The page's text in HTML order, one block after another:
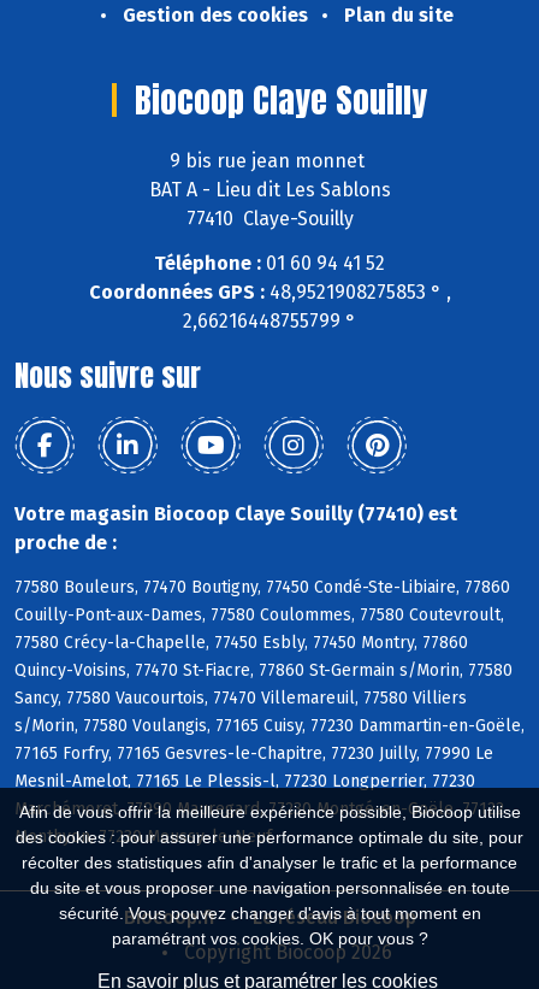
Afin de vous offrir la meilleure expérience possible, Biocoop utilise
des cookies : pour assurer une performance optimale du site, pour
récolter des statistiques afin d'analyser le trafic et la performance
du site et vous proposer une navigation personnalisée en toute
sécurité. Vous pouvez changer d'avis à tout moment en
paramétrant vos cookies. OK pour vous ?
En savoir plus et paramétrer les cookies
Gestion des cookies
Plan du site
Biocoop Claye Souilly
9 bis rue jean monnet
BAT A - Lieu dit Les Sablons
77410 Claye-Souilly
Téléphone : 01 60 94 41 52
Coordonnées GPS :48,9521908275853 ° ,
2,66216448755799 °
Nous suivre sur
Votre magasin Biocoop Claye Souilly (77410) est
proche de :
77580 Bouleurs, 77470 Boutigny, 77450 Condé-Ste-Libiaire, 77860
Couilly-Pont-aux-Dames, 77580 Coulommes, 77580 Coutevroult,
77580 Crécy-la-Chapelle, 77450 Esbly, 77450 Montry, 77860
Quincy-Voisins, 77470 St-Fiacre, 77860 St-Germain s/Morin, 77580
Sancy, 77580 Vaucourtois, 77470 Villemareuil, 77580 Villiers
s/Morin, 77580 Voulangis, 77165 Cuisy, 77230 Dammartin-en-Goële,
77165 Forfry, 77165 Gesvres-le-Chapitre, 77230 Juilly, 77990 Le
Mesnil-Amelot, 77165 Le Plessis-l, 77230 Longperrier, 77230
Marchémoret, 77990 Mauregard, 77230 Montgé-en-Goële, 77122
Monthyon, 77230 Moussy-le-Neuf
Biocoop.fr
Le réseau Biocoop
Copyright Biocoop 2026